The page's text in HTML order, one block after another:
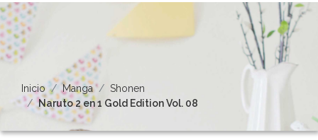
Inicio Manga
Shonen
Naruto 2 en 1 Gold Edition Vol. 08